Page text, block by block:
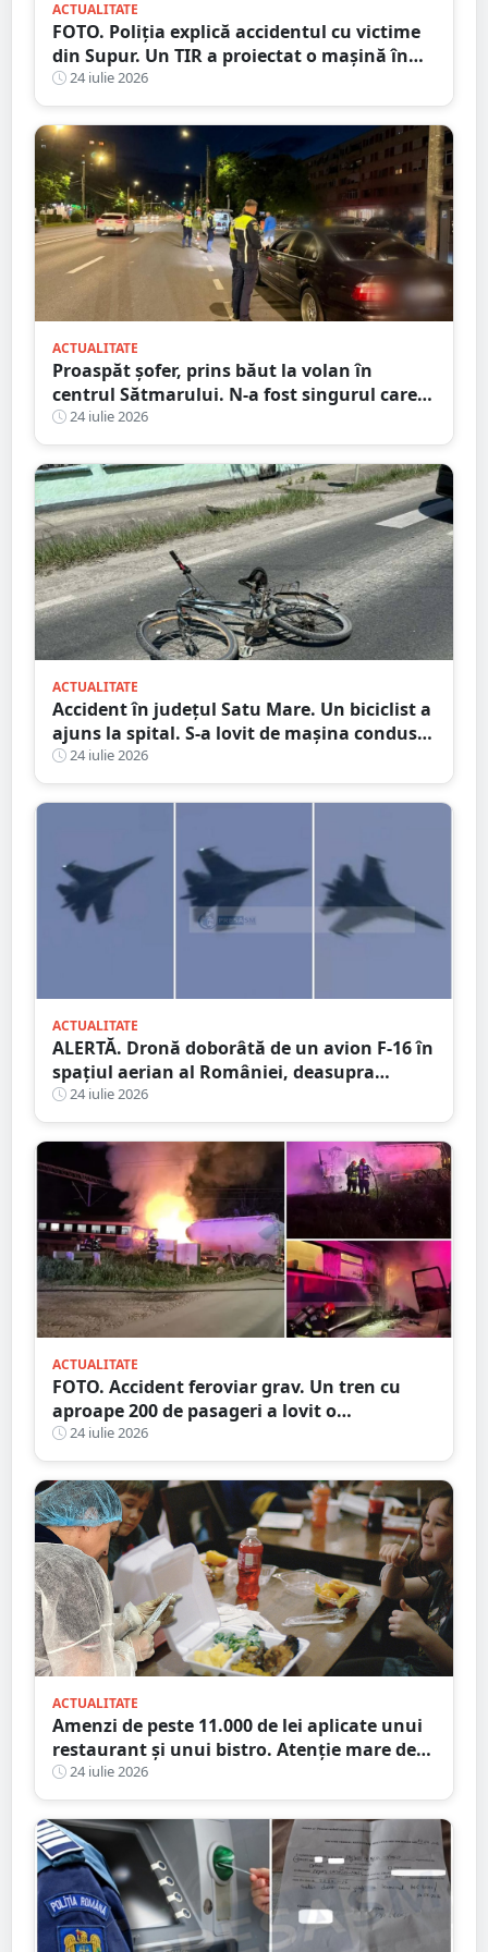
ACTUALITATE
FOTO. Poliția explică accidentul cu victime
din Supur. Un TIR a proiectat o mașină în
șanț24 iulie 2026
ACTUALITATE
Proaspăt șofer, prins băut la volan în
centrul Sătmarului. N-a fost singurul care a
călcat pe bec
24 iulie 2026
ACTUALITATE
Accident în județul Satu Mare. Un biciclist a
ajuns la spital. S-a lovit de mașina condusă
de un tânăr șofer
24 iulie 2026
ACTUALITATE
ALERTĂ. Dronă doborâtă de un avion F-16 în
spațiul aerian al României, deasupra
județului Buzău
24 iulie 2026
ACTUALITATE
FOTO. Accident feroviar grav. Un tren cu
aproape 200 de pasageri a lovit o
autocisternă, care a luat foc
24 iulie 2026
ACTUALITATE
Amenzi de peste 11.000 de lei aplicate unui
restaurant și unui bistro. Atenție mare de
unde mâncați
24 iulie 2026